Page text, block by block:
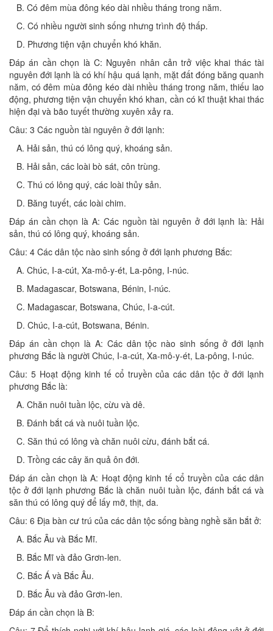
B. Có đêm mùa đông kéo dài nhiều tháng trong năm.
C. Có nhiều người sinh sống nhưng trình độ thấp.
D. Phương tiện vận chuyển khó khăn.
Đáp án cần chọn là C: Nguyên nhân cản trở việc khai thác tài
nguyên đới lạnh là có khí hậu quá lạnh, mặt đất đóng băng quanh
năm, có đêm mùa đông kéo dài nhiều tháng trong năm, thiếu lao
động, phương tiện vận chuyển khó khan, cần có kĩ thuật khai thác
hiện đại và bão tuyết thường xuyên xảy ra.
Câu: 3 Các nguồn tài nguyên ở đới lạnh:
A. Hải sản, thú có lông quý, khoáng sản.
B. Hải sản, các loài bò sát, côn trùng.
C. Thú có lông quý, các loài thủy sản.
D. Băng tuyết, các loài chim.
Đáp án cần chọn là A: Các nguồn tài nguyên ở đới lạnh là: Hải
sản, thú có lông quý, khoáng sản.
Câu: 4 Các dân tộc nào sinh sống ở đới lạnh phương Bắc:
A. Chúc, I-a-cút, Xa-mô-y-ét, La-pông, I-núc.
B. Madagascar, Botswana‎, Bénin‎, I-núc.
C. Madagascar, Botswana, Chúc, I-a-cút.
D. Chúc, I-a-cút, Botswana‎, Bénin.
Đáp án cần chọn là A: Các dân tộc nào sinh sống ở đới lạnh
phương Bắc là người Chúc, I-a-cút, Xa-mô-y-ét, La-pông, I-núc.
Câu: 5 Hoạt động kinh tế cổ truyền của các dân tộc ở đới lạnh
phương Bắc là:
A. Chăn nuôi tuần lộc, cừu và dê.
B. Đánh bắt cá và nuôi tuần lộc.
C. Săn thú có lông và chăn nuôi cừu, đánh bắt cá.
D. Trồng các cây ăn quả ôn đới.
Đáp án cần chọn là A: Hoạt động kinh tế cổ truyền của các dân
tộc ở đới lạnh phương Bắc là chăn nuôi tuần lộc, đánh bắt cá và
săn thú có lông quý để lấy mỡ, thịt, da.
Câu: 6 Địa bàn cư trú của các dân tộc sống bàng nghề săn bắt ở:
A. Bắc Âu và Bắc Mĩ.
B. Bắc Mĩ và đảo Grơn-len.
C. Bắc Á và Bắc Âu.
D. Bắc Âu và đảo Grơn-len.
Đáp án cần chọn là B: